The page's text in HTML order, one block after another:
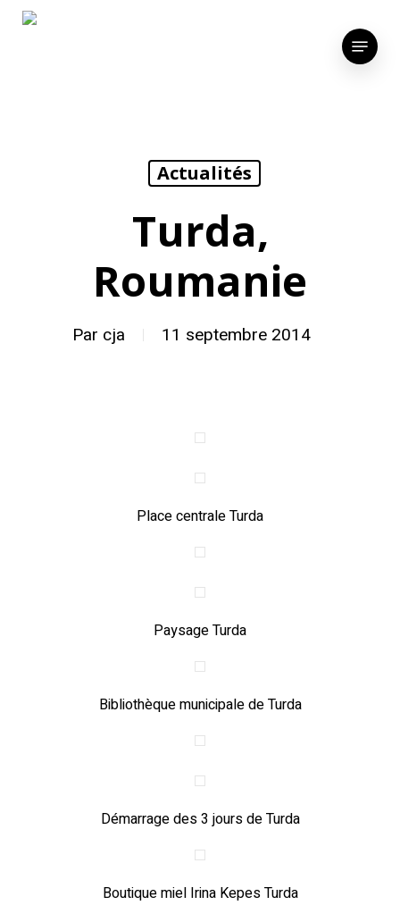
Skip
Menu
Actualités
Turda,
Roumanie
Par cja 11 septembre 2014
Place centrale Turda
Paysage Turda
Bibliothèque municipale de Turda
Démarrage des 3 jours de Turda
Boutique miel Irina Kepes Turda